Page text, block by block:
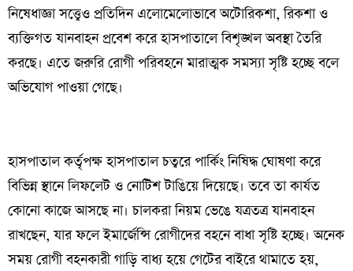
নিষেধাজ্ঞা সত্ত্বেও প্রতিদিন এলোমেলোভাবে অটোরিকশা, রিকশা ও
ব্যক্তিগত যানবাহন প্রবেশ করে হাসপাতালে বিশৃঙ্খল অবস্থা তৈরি
করছে। এতে জরুরি রোগী পরিবহনে মারাত্মক সমস্যা সৃষ্টি হচ্ছে বলে
অভিযোগ পাওয়া গেছে।
হাসপাতাল কর্তৃপক্ষ হাসপাতাল চত্বরে পার্কিং নিষিদ্ধ ঘোষণা করে
বিভিন্ন স্থানে লিফলেট ও নোটিশ টাঙিয়ে দিয়েছে। তবে তা কার্যত
কোনো কাজে আসছে না। চালকরা নিয়ম ভেঙে যত্রতত্র যানবাহন
রাখছেন, যার ফলে ইমার্জেন্সি রোগীদের বহনে বাধা সৃষ্টি হচ্ছে। অনেক
সময় রোগী বহনকারী গাড়ি বাধ্য হয়ে গেটের বাইরে থামাতে হয়,